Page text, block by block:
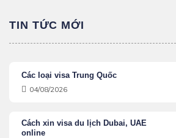
TIN TỨC MỚI
Các loại visa Trung Quốc
04/08/2026
Cách xin visa du lịch Dubai, UAE
online